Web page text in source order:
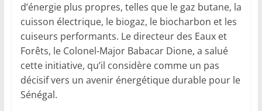
d’énergie plus propres, telles que le gaz butane, la
cuisson électrique, le biogaz, le biocharbon et les
cuiseurs performants. Le directeur des Eaux et
Forêts, le Colonel-Major Babacar Dione, a salué
cette initiative, qu’il considère comme un pas
décisif vers un avenir énergétique durable pour le
Sénégal.